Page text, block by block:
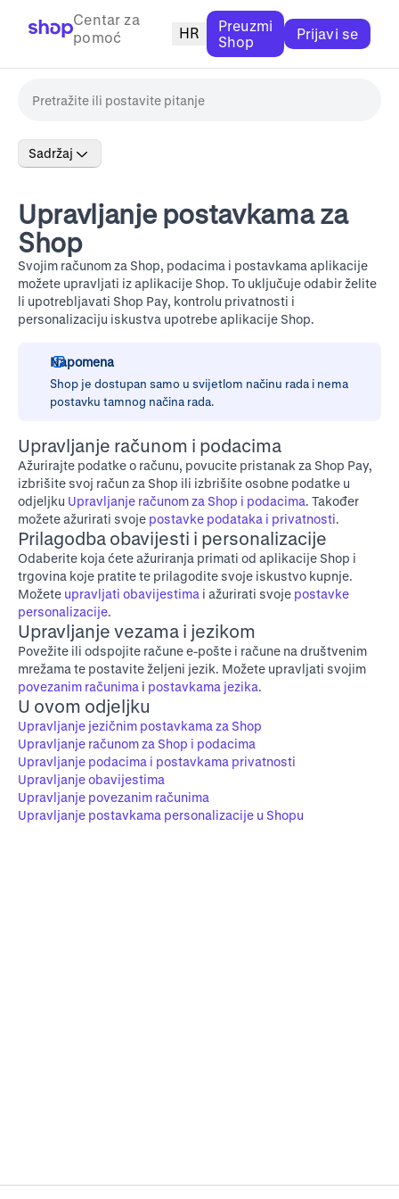
Centar za
pomoć
HR
Preuzmi
Shop
Prijavi se
Sadržaj
Upravljanje postavkama za
Shop
Svojim računom za Shop, podacima i postavkama aplikacije
možete upravljati iz aplikacije Shop. To uključuje odabir želite
li upotrebljavati Shop Pay, kontrolu privatnosti i
personalizaciju iskustva upotrebe aplikacije Shop.
Napomena
Shop je dostupan samo u svijetlom načinu rada i nema
postavku tamnog načina rada.
Upravljanje računom i podacima
Ažurirajte podatke o računu, povucite pristanak za Shop Pay,
izbrišite svoj račun za Shop ili izbrišite osobne podatke u
odjeljku Upravljanje računom za Shop i podacima. Također
možete ažurirati svoje postavke podataka i privatnosti.
Prilagodba obavijesti i personalizacije
Odaberite koja ćete ažuriranja primati od aplikacije Shop i
trgovina koje pratite te prilagodite svoje iskustvo kupnje.
Možete upravljati obavijestima i ažurirati svoje postavke
personalizacije.
Upravljanje vezama i jezikom
Povežite ili odspojite račune e-pošte i račune na društvenim
mrežama te postavite željeni jezik. Možete upravljati svojim
povezanim računima i postavkama jezika.
U ovom odjeljku
Upravljanje jezičnim postavkama za Shop
Upravljanje računom za Shop i podacima
Upravljanje podacima i postavkama privatnosti
Upravljanje obavijestima
Upravljanje povezanim računima
Upravljanje postavkama personalizacije u Shopu